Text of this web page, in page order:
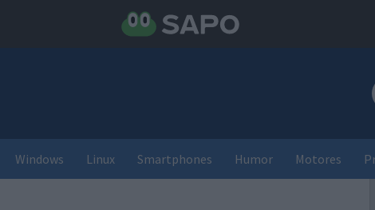
Windows Linux Smartphones Humor Motores